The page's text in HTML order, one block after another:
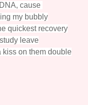
cause
my bubbly
quickest recovery
leave
kiss on them double